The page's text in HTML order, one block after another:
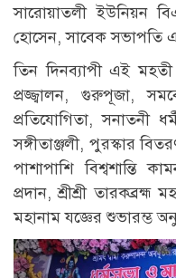
সারোয়াতলী ইউনিয়ন
হোসেন, সাবেক সভাপতি
তিন দিনব্যাপী এই মহতী
প্রজ্জ্বালন, গুরুপূজা,
প্রতিযোগিতা, সনাতনী
সঙ্গীতাঞ্জলী, পুরস্কার
পাশাপাশি বিশ্বশান্তি
প্রদান, শ্রীশ্রী
মহানাম যজ্ঞের শুভারম্ভ